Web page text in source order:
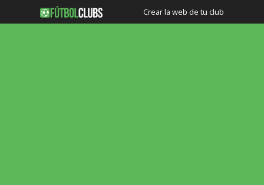
Crear la web de tu club